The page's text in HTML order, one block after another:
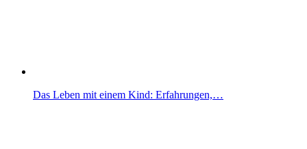
Das Leben mit einem Kind: Erfahrungen,…